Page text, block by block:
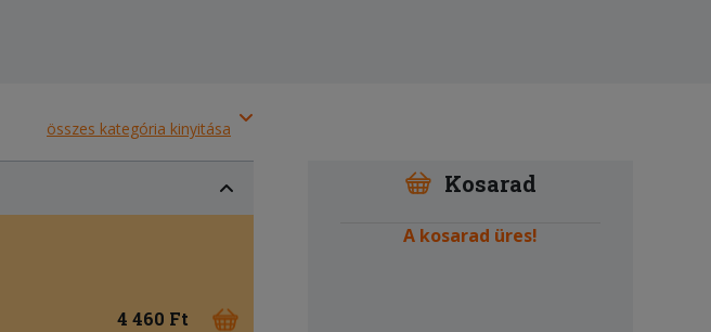
összes kategória kinyitása
4 460 Ft
Kosarad
A kosarad üres!